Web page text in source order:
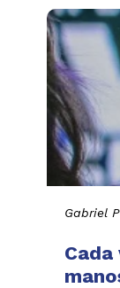
Gabriel